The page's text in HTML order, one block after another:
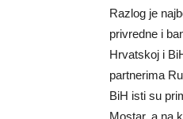
Razlog je
privredne i
Hrvatskoj i
partnerima
BiH isti su
Mostar, a na